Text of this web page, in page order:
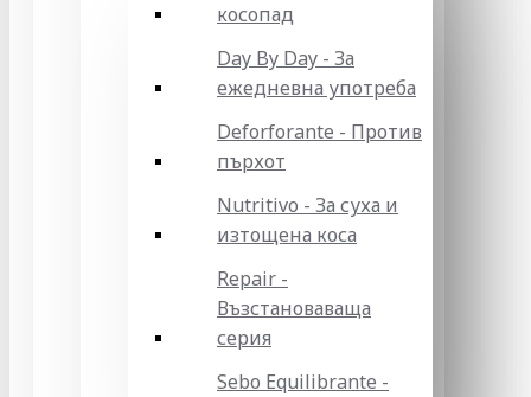
косопад
Day By Day - За
ежедневна употреба
Deforforante - Против
пърхот
Nutritivo - За суха и
изтощена коса
Repair -
Възстановаваща
серия
Sebo Equilibrante -